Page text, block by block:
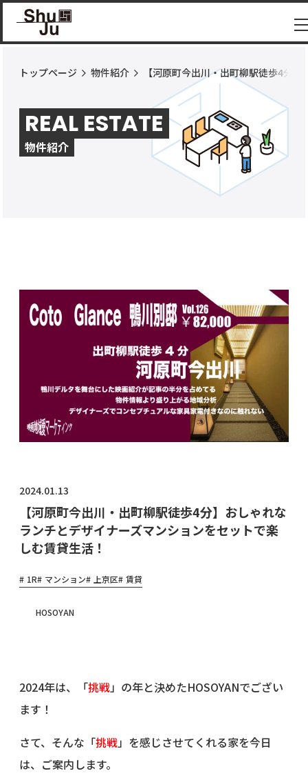
物件
ShuJu
につ
いて
物件オ
ーナ
トップページ 物件紹介 【河原町今出川・出町柳駅徒歩4分
REAL ESTATE
物件紹介
2024.01.13
【河原町今出川・出町柳駅徒歩4分】おしゃれな
ランチとデザイナーズマンションをセットで楽
しむ賃貸生活！
1R マンション 上京区 賃貸
HOSOYAN
2024年は、「挑戦」の年と決めたHOSOYANでござい
ます！
さて、そんな「挑戦」を感じさせてくれる家を今日
は、ご案内します。